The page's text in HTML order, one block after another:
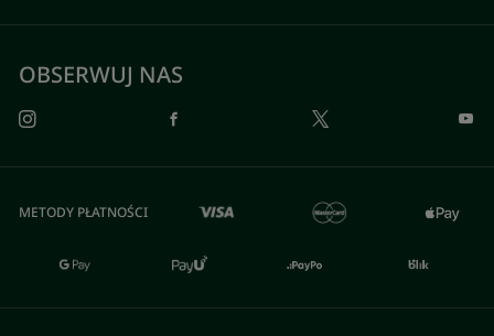
OBSERWUJ NAS
METODY PŁATNOŚCI